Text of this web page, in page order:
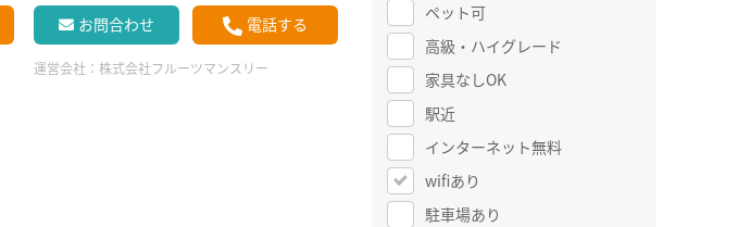
お問合わせ 電話する
運営会社： 株式会社フルーツマンスリー
ペット可
高級・ハイグレード
家具なしOK
駅近
インターネット無料
wifiあり
駐車場あり